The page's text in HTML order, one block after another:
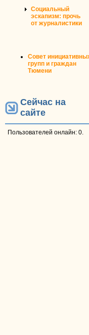
Социальный
эскапизм: прочь
от журналистики
Совет
групп и граждан
Тюмени
Сейчас на
сайте
Пользователей онлайн: 0.